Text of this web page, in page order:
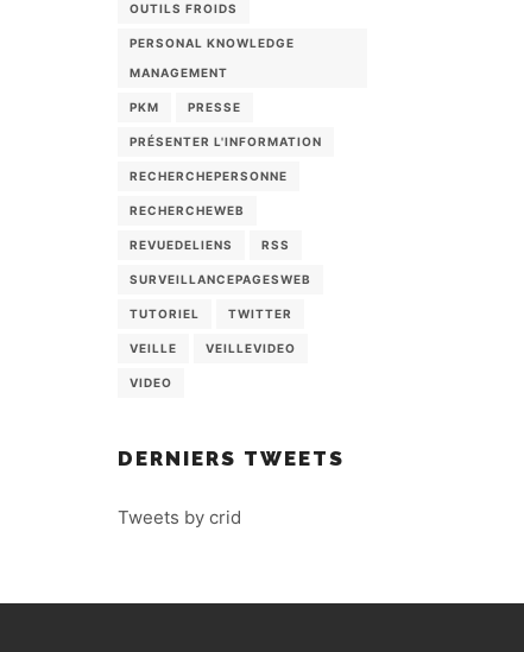
OUTILS FROIDS
PERSONAL KNOWLEDGE
MANAGEMENT
PKM PRESSE
PRÉSENTER L'INFORMATION
RECHERCHEPERSONNE
RECHERCHEWEB
REVUEDELIENS RSS
SURVEILLANCEPAGESWEB
TUTORIEL TWITTER
VEILLE VEILLEVIDEO
VIDEO
DERNIERS TWEETS
Tweets by crid